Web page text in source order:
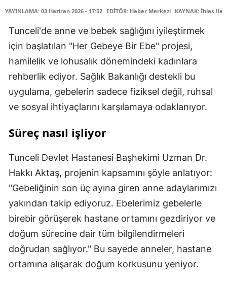
YAYINLAMA: 03 Haziran 2026 - 17:52 EDİTÖR: Haber Merkezi KAYNAK: İhlas
Tunceli'de anne ve bebek sağlığını iyileştirmek
için başlatılan "Her Gebeye Bir Ebe" projesi,
hamilelik ve lohusalık dönemindeki kadınlara
rehberlik ediyor. Sağlık Bakanlığı destekli bu
uygulama, gebelerin sadece fiziksel değil, ruhsal
ve sosyal ihtiyaçlarını karşılamaya odaklanıyor.
Süreç nasıl işliyor
Tunceli Devlet Hastanesi Başhekimi Uzman Dr.
Hakkı Aktaş, projenin kapsamını şöyle anlatıyor:
"Gebeliğinin son üç ayına giren anne adaylarımızı
yakından takip ediyoruz. Ebelerimiz gebelerle
birebir görüşerek hastane ortamını gezdiriyor ve
doğum sürecine dair tüm bilgilendirmeleri
doğrudan sağlıyor." Bu sayede anneler, hastane
ortamına alışarak doğum korkusunu yeniyor.